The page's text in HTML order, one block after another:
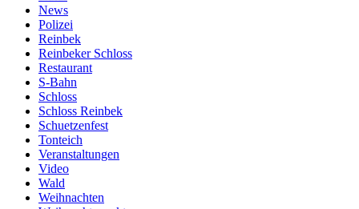
News
Polizei
Reinbek
Reinbeker Schloss
Restaurant
S-Bahn
Schloss
Schloss Reinbek
Schuetzenfest
Tonteich
Veranstaltungen
Video
Wald
Weihnachten